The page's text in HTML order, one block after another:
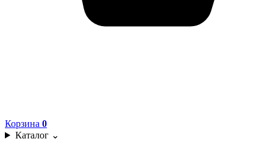
Корзина 0
Каталог ⌄